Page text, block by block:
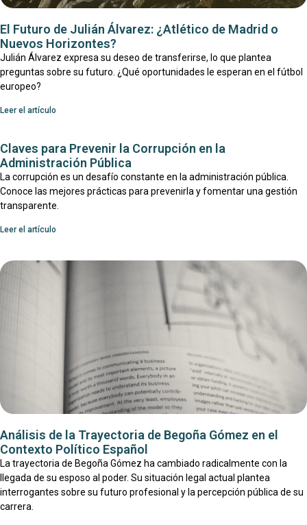
El Futuro de Julián Álvarez: ¿Atlético de Madrid o
Nuevos Horizontes?
Julián Álvarez expresa su deseo de transferirse, lo que plantea
preguntas sobre su futuro. ¿Qué oportunidades le esperan en el fútbol
europeo?
Leer el artículo
Claves para Prevenir la Corrupción en la
Administración Pública
La corrupción es un desafío constante en la administración pública.
Conoce las mejores prácticas para prevenirla y fomentar una gestión
transparente.
Leer el artículo
Análisis de la Trayectoria de Begoña Gómez en el
Contexto Político Español
La trayectoria de Begoña Gómez ha cambiado radicalmente con la
llegada de su esposo al poder. Su situación legal actual plantea
interrogantes sobre su futuro profesional y la percepción pública de su
carrera.